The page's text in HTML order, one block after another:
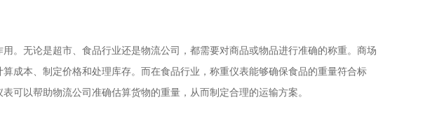
无论是超市、食品行业还是物流公司，都需要对商品或物品进行准确的称重。商场
成本、制定价格和处理库存。而在食品行业，称重仪表能够确保食品的重量符合标
可以帮助物流公司准确估算货物的重量，从而制定合理的运输方案。